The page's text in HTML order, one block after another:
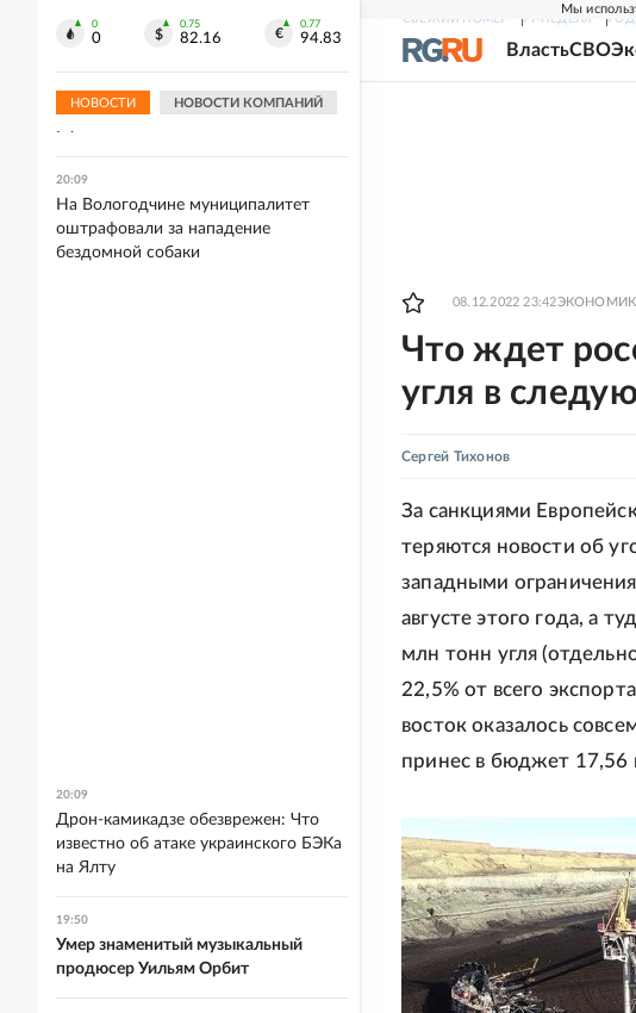
Мы
СВЕЖИЙ НОМЕР РГ-НЕДЕЛЯ
ВластьСВО
08.12.2022 23:42
Что ждет
угля в
Сергей Тихонов
За санкциями
теряются новости об
западными
августе этого года, а
млн тонн угля
22,5% от всего
восток оказалось
принес в бюджет 17,56
0
0
0.75
82.16
0.77
94.83
НОВОСТИ НОВОСТИ КОМПАНИЙ
градусов накроет южные регионы
РФ
20:09
На Вологодчине муниципалитет
оштрафовали за нападение
бездомной собаки
20:09
Дрон-камикадзе обезврежен: Что
известно об атаке украинского БЭКа
на Ялту
19:50
Умер знаменитый музыкальный
продюсер Уильям Орбит